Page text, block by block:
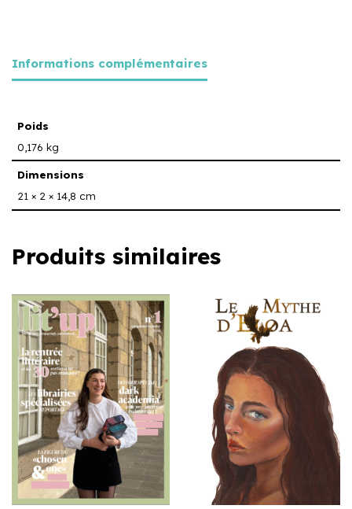
Informations complémentaires
Poids
0,176 kg
Dimensions
21 × 2 × 14,8 cm
Produits similaires